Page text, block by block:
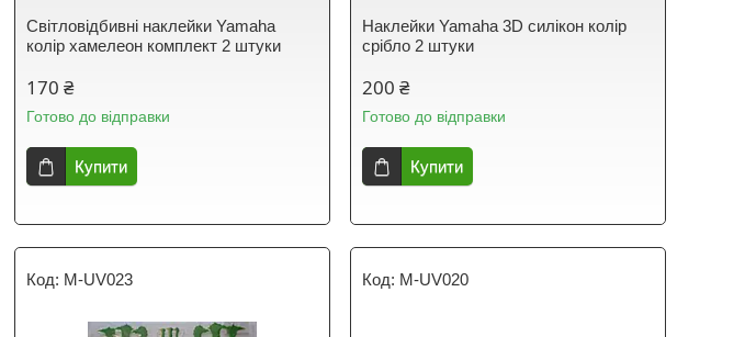
Світловідбивні наклейки Yamaha
колір хамелеон комплект 2 штуки
170 ₴
Готово до відправки
Купити
Наклейки Yamaha 3D силікон колір
срібло 2 штуки
200 ₴
Готово до відправки
Купити
M-UV023 M-UV020